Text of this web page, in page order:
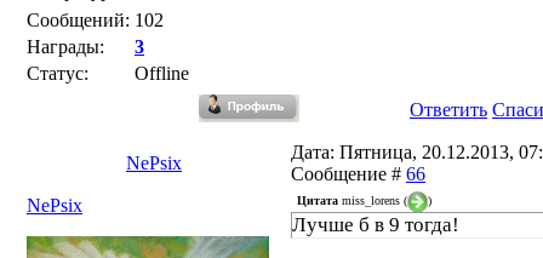
Сообщений: 102
Награды:
3
Статус:
Offline
Ответить
NePsix
Дата: Пятница, 20.12.2013,
Сообщение # 66
NePsix
Цитата miss_lorens ( )
Лучше б в 9 тогда!